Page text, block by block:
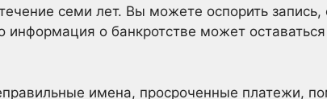
семи лет. Вы можете оспорить запись,
информация о банкротстве может
имена, просроченные платежи,